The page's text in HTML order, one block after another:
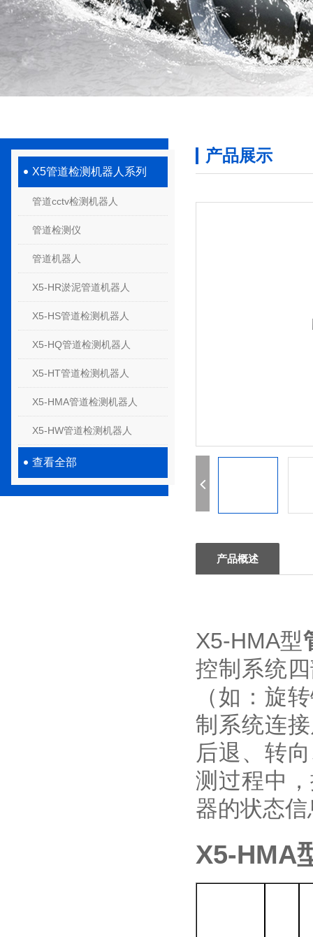
X5管道检测机器人系列
管道cctv检测机器人
管道检测仪
管道机器人
X5-HR淤泥管道机器人
X5-HS管道检测机器人
X5-HQ管道检测机器人
X5-HT管道检测机器人
X5-HMA管道检测机器人
X5-HW管道检测机器人
查看全部
产品展示
产品概述
X5-HMA型
控制系统
（如：旋
制系统连
后退、转
测过程中
器的状态
X5-HMA